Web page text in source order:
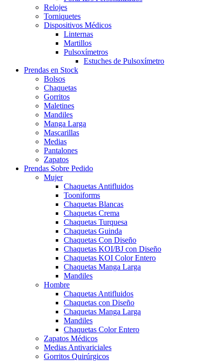
Relojes
Torniquetes
Dispositivos Médicos
Linternas
Martillos
Pulsoxímetros
Estuches de Pulsoxímetro
Prendas en Stock
Bolsos
Chaquetas
Gorritos
Maletines
Mandiles
Manga Larga
Mascarillas
Medias
Pantalones
Zapatos
Prendas Sobre Pedido
Mujer
Chaquetas Antifluidos
Tooniforms
Chaquetas Blancas
Chaquetas Crema
Chaquetas Turquesa
Chaquetas Guinda
Chaquetas Con Diseño
Chaquetas KOI/BJ con Diseño
Chaquetas KOI Color Entero
Chaquetas Manga Larga
Mandiles
Hombre
Chaquetas Antifluidos
Chaquetas con Diseño
Chaquetas Manga Larga
Mandiles
Chaquetas Color Entero
Zapatos Médicos
Medias Antivariciales
Gorritos Quirúrgicos